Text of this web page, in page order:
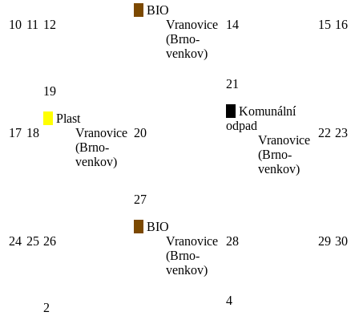
10 11 12
BIO
Vranovice
(Brno-
venkov)
14 15 16
17 18
19
Plast
Vranovice
(Brno-
venkov)
20
21
Komunální
odpad
Vranovice
(Brno-
venkov)
22 23
24 25 26
27
BIO
Vranovice
(Brno-
venkov)
28 29 30
2
4